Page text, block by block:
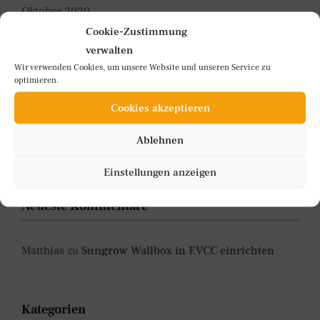
Cookie-Zustimmung
verwalten
Wir verwenden Cookies, um unsere Website und unseren Service zu
optimieren.
Cookies akzeptieren
Ablehnen
Einstellungen anzeigen
Oktober 2020
September 2020
August 2020
Juli 2020
Neueste Kommentare
Matthias zu Sungrow Wallbox in EVCC einrichten
Kategorien